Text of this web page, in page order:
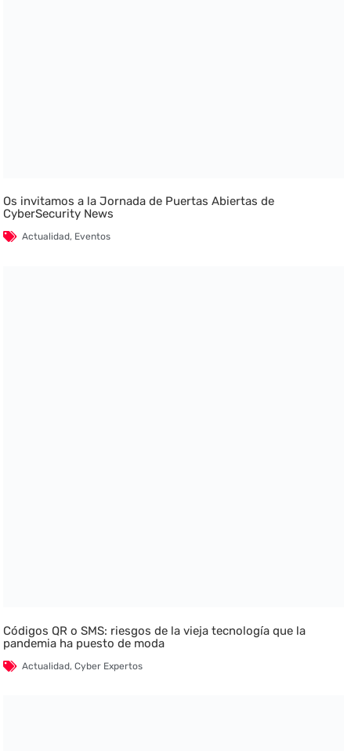
Os invitamos a la Jornada de Puertas Abiertas de
CyberSecurity News
Actualidad, Eventos
Códigos QR o SMS: riesgos de la vieja tecnología que la
pandemia ha puesto de moda
Actualidad,Cyber Expertos